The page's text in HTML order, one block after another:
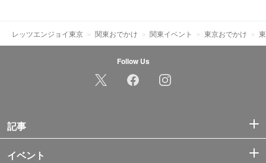
レッツエンジョイ東京 関東おでかけ 関東イベント 東京おでかけ
Follow Us
記事
イベント